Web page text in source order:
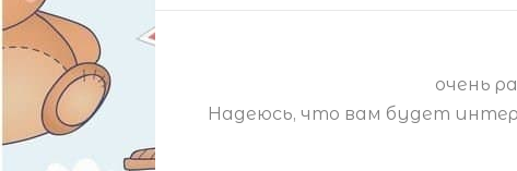
очень
Надеюсь, что вам будет